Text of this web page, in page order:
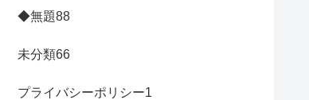
◆無題88
未分類66
プライバシーポリシー1